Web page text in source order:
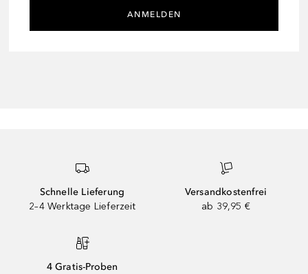
ANMELDEN
Schnelle Lieferung
2–4 Werktage Lieferzeit
Versandkostenfrei
ab 39,95 €
4 Gratis-Proben